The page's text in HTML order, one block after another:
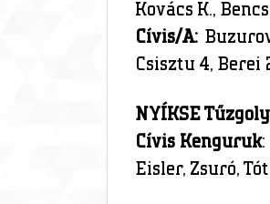
Kovács K.,
Cívis/A:
Csisztu 4, Berei
NYÍKSE
Cívis Kenguruk:
Eisler, Zsuró,